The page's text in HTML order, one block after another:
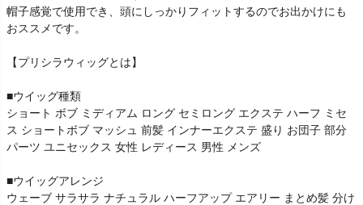
帽子感覚で使用でき、頭にしっかりフィットするのでお出かけにも
おススメです。
【プリシラウィッグとは】
■ウイッグ種類
ショート ボブ ミディアム ロング セミロング エクステ ハーフ ミセ
ス ショートボブ マッシュ 前髪 インナーエクステ 盛り お団子 部分
パーツ ユニセックス 女性 レディース 男性 メンズ
■ウイッグアレンジ
ウェーブ サラサラ ナチュラル ハーフアップ エアリー まとめ髪 分け